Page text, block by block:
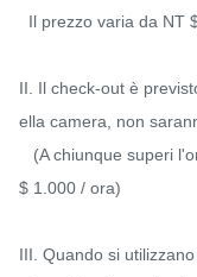
II. Il check-out è
ella camera, non
$ 1.000 / ora)
III. Quando si